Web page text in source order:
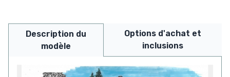
Description du
modèle
Options d'achat et
inclusions